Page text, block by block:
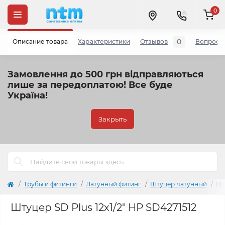
Замовлення до 500 грн відправляються
лише за передоплатою! Все буде
Україна!
Закрыть
0
Трубы и фитинги Латунный фитинг Штуцер латунный
Штуцер SD Plus 12х1/2" НР SD4271512
Описание товара Характеристики Отзывов 0 Вопросы